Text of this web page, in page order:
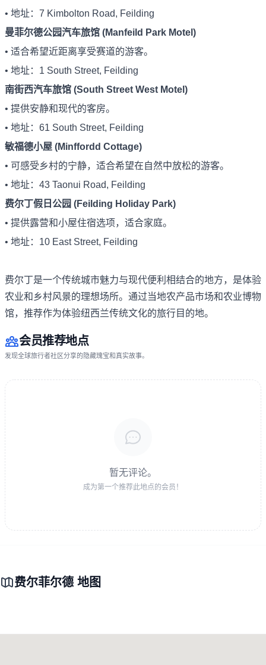
• 地址：7 Kimbolton Road, Feilding
曼菲尔德公园汽车旅馆 (Manfeild Park Motel)
• 适合希望近距离享受赛道的游客。
• 地址：1 South Street, Feilding
南街西汽车旅馆 (South Street West Motel)
• 提供安静和现代的客房。
• 地址：61 South Street, Feilding
敏福德小屋 (Minffordd Cottage)
• 可感受乡村的宁静，适合希望在自然中放松的游客。
• 地址：43 Taonui Road, Feilding
费尔丁假日公园 (Feilding Holiday Park)
• 提供露营和小屋住宿选项，适合家庭。
• 地址：10 East Street, Feilding
费尔丁是一个传统城市魅力与现代便利相结合的地方，是体验
农业和乡村风景的理想场所。通过当地农产品市场和农业博物
馆，推荐作为体验纽西兰传统文化的旅行目的地。
会员推荐地点
发现全球旅行者社区分享的隐藏瑰宝和真实故事。
暂无评论。
成为第一个推荐此地点的会员！
费尔菲尔德 地图